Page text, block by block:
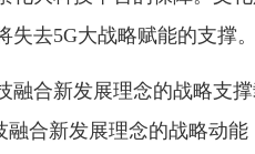
失去5G大战略赋能的支撑
融合新发展理念的战略支
合新发展理念的战略动